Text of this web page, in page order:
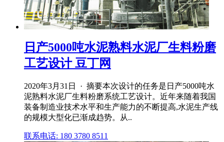
日产5000吨水泥熟料水泥厂生料粉磨
工艺设计 豆丁网
2020年3月31日 · 摘要本次设计的任务是日产5000吨水
泥熟料水泥厂生料粉磨系统工艺设计。近年来随着我国
装备制造业技术水平和生产能力的不断提高,水泥生产线
的规模大型化已渐成趋势。从..
联系电话: 180 3780 8511